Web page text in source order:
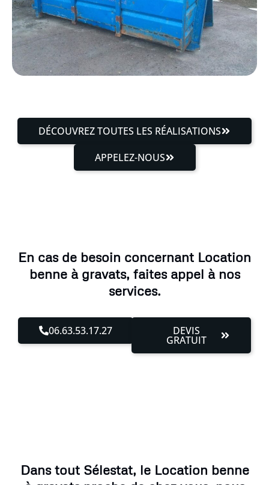
DÉCOUVREZ TOUTES LES RÉALISATIONS
APPELEZ-NOUS
En cas de besoin concernant Location
benne à gravats, faites appel à nos
services.
06.63.53.17.27 DEVIS
GRATUIT
Dans tout Sélestat, le Location benne